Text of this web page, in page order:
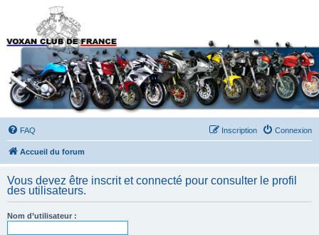
Forums du Voxan Club
de France
FAQ Connexion
Inscription
Accueil du forum
Vous devez être inscrit et connecté pour consulter le profil
des utilisateurs.
Nom d’utilisateur :